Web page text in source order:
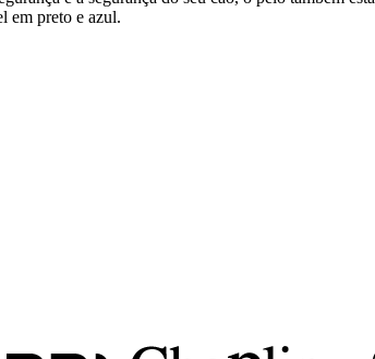
em preto e azul.